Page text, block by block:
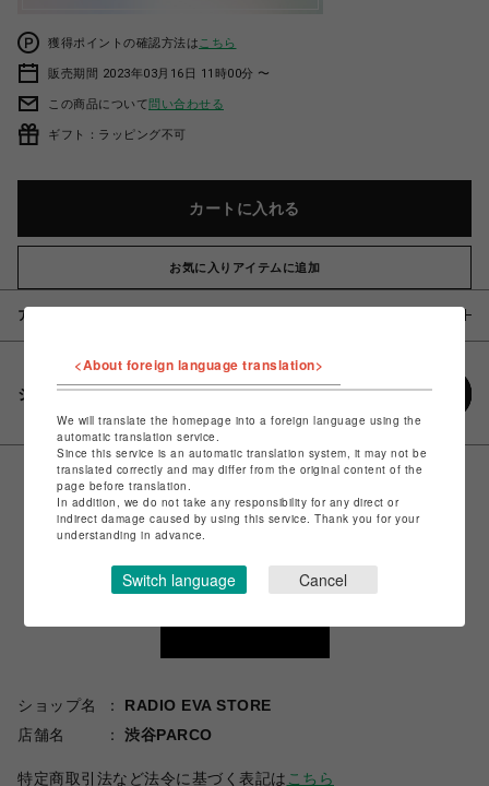
獲得ポイントの確認方法は こちら
販売期間 2023年03月16日 11時00分 〜
この商品について問い合わせる
ギフト：ラッピング不可
カートに入れる
お気に入りアイテムに追加
アイテム説明 / 素材
シェアする
ショップ名
RADIO EVA STORE
店舗名
渋谷PARCO
特定商取引法など法令に基づく表記は こちら
<About foreign language translation>
We will translate the homepage into a foreign language using the
automatic translation service.
Since this service is an automatic translation system, it may not be
translated correctly and may differ from the original content of the
page before translation.
In addition, we do not take any responsibility for any direct or
indirect damage caused by using this service. Thank you for your
understanding in advance.
Switch language Cancel